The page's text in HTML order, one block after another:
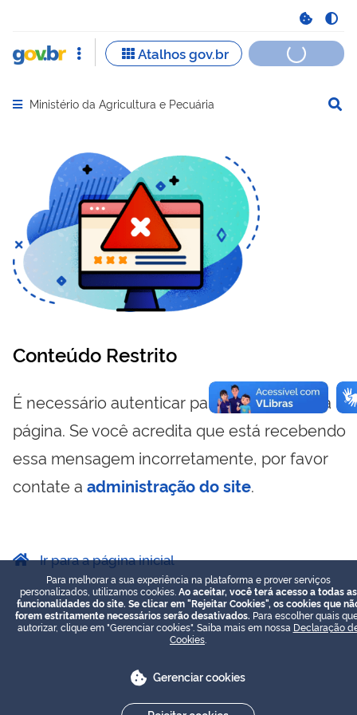
Abrir menu principal de navegação
Ministério da Agricultura e Pecuária
Conteúdo Restrito
É necessário autenticar para visualizar essa
página. Se você acredita que está recebendo
essa mensagem incorretamente, por favor
contate a administração do site.
Ir para a página inicial
Para melhorar a sua experiência na plataforma e prover serviços
personalizados, utilizamos cookies. Ao aceitar, você terá acesso a todas as
funcionalidades do site. Se clicar em "Rejeitar Cookies", os cookies que
forem estritamente necessários serão desativados. Para escolher quais
autorizar, clique em "Gerenciar cookies". Saiba mais em nossa Declaração
Cookies
Gerenciar cookies